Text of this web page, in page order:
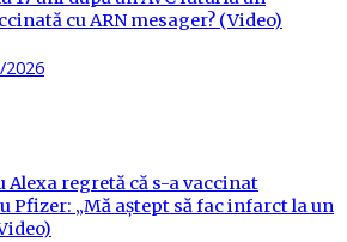
cu ARN mesager? (Video)
2026
Alexa regretă că s-a vaccinat
Pfizer: „Mă aștept să fac infarct la un